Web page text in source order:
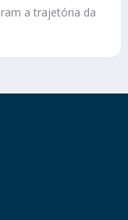
a trajetória da